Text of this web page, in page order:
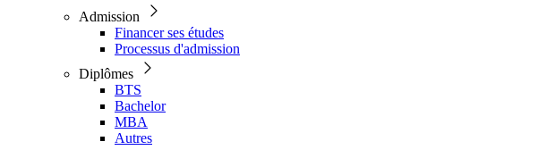
Admission
Financer ses études
Processus d'admission
Diplômes
BTS
Bachelor
MBA
Autres